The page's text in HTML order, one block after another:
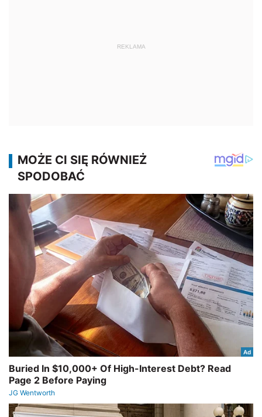
REKLAMA